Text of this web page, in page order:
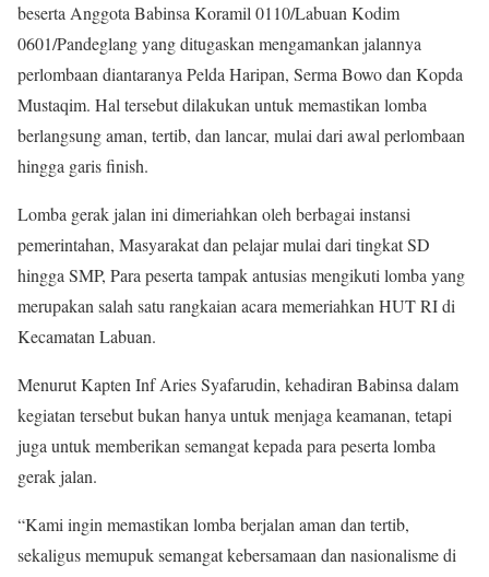
beserta Anggota Babinsa Koramil 0110/Labuan Kodim
0601/Pandeglang yang ditugaskan mengamankan jalannya
perlombaan diantaranya Pelda Haripan, Serma Bowo dan Kopda
Mustaqim. Hal tersebut dilakukan untuk memastikan lomba
berlangsung aman, tertib, dan lancar, mulai dari awal perlombaan
hingga garis finish.
Lomba gerak jalan ini dimeriahkan oleh berbagai instansi
pemerintahan, Masyarakat dan pelajar mulai dari tingkat SD
hingga SMP, Para peserta tampak antusias mengikuti lomba yang
merupakan salah satu rangkaian acara memeriahkan HUT RI di
Kecamatan Labuan.
Menurut Kapten Inf Aries Syafarudin, kehadiran Babinsa dalam
kegiatan tersebut bukan hanya untuk menjaga keamanan, tetapi
juga untuk memberikan semangat kepada para peserta lomba
gerak jalan.
“Kami ingin memastikan lomba berjalan aman dan tertib,
sekaligus memupuk semangat kebersamaan dan nasionalisme di